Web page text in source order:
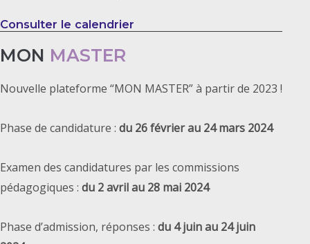
Consulter le calendrier
MON MASTER
Nouvelle plateforme “MON MASTER” à partir de 2023 !
Phase de candidature : du 26 février au 24 mars 2024
Examen des candidatures par les commissions
pédagogiques : du 2 avril au 28 mai 2024
Phase d’admission, réponses : du 4 juin au 24 juin